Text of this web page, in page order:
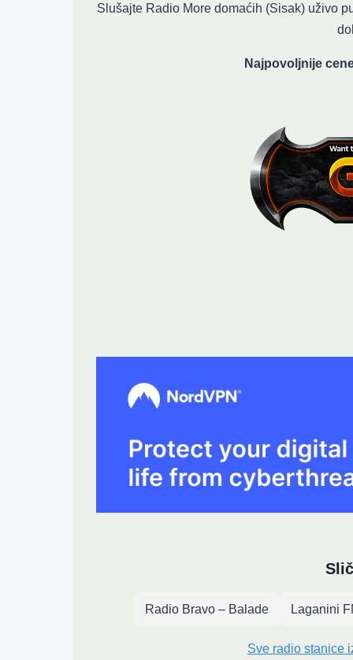
Slušajte Radio More domaćih (Sisak) uživo
Najpovoljnije
Radio Bravo – Balade Laganini
Sve radio stanice